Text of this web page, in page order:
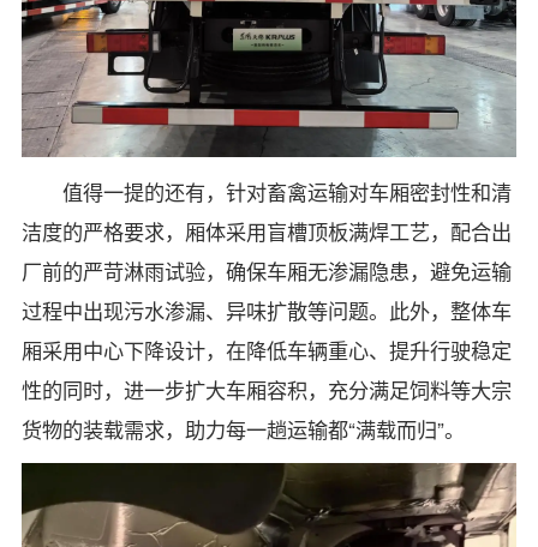
值得一提的还有，针对畜禽运输对车厢密封性和清
洁度的严格要求，厢体采用盲槽顶板满焊工艺，配合出
厂前的严苛淋雨试验，确保车厢无渗漏隐患，避免运输
过程中出现污水渗漏、异味扩散等问题。此外，整体车
厢采用中心下降设计，在降低车辆重心、提升行驶稳定
性的同时，进一步扩大车厢容积，充分满足饲料等大宗
货物的装载需求，助力每一趟运输都“满载而归”。